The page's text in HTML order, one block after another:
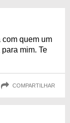
quem um
mim. Te
COMPARTILHAR